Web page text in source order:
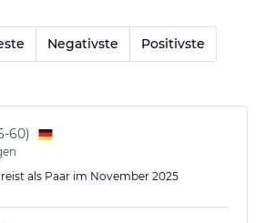
Negativste Positivste
60)
als Paar im November 2025